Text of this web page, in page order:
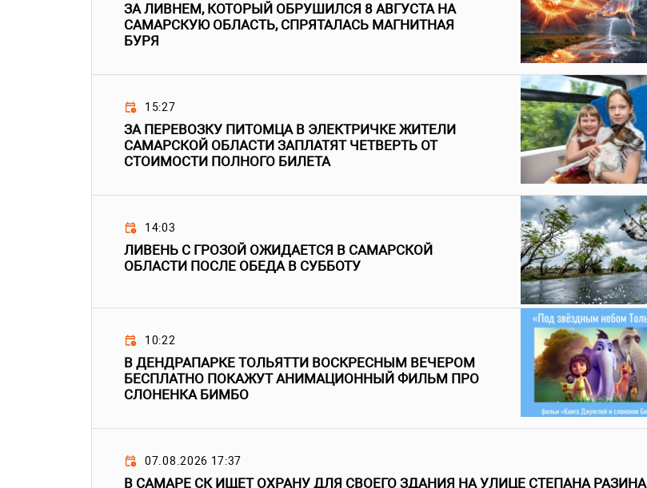
ЗА ЛИВНЕМ, КОТОРЫЙ ОБРУШИЛСЯ 8 АВГУСТА НА
САМАРСКУЮ ОБЛАСТЬ, СПРЯТАЛАСЬ МАГНИТНАЯ
БУРЯ
15:27
ЗА ПЕРЕВОЗКУ ПИТОМЦА В ЭЛЕКТРИЧКЕ ЖИТЕЛИ
САМАРСКОЙ ОБЛАСТИ ЗАПЛАТЯТ ЧЕТВЕРТЬ ОТ
СТОИМОСТИ ПОЛНОГО БИЛЕТА
14:03
ЛИВЕНЬ С ГРОЗОЙ ОЖИДАЕТСЯ В САМАРСКОЙ
ОБЛАСТИ ПОСЛЕ ОБЕДА В СУББОТУ
10:22
В ДЕНДРАПАРКЕ ТОЛЬЯТТИ ВОСКРЕСНЫМ ВЕЧЕРОМ
БЕСПЛАТНО ПОКАЖУТ АНИМАЦИОННЫЙ ФИЛЬМ ПРО
СЛОНЕНКА БИМБО
07.08.2026 17:37
В САМАРЕ СК ИЩЕТ ОХРАНУ ДЛЯ СВОЕГО ЗДАНИЯ НА УЛИЦЕ СТЕПАНА РАЗИНА